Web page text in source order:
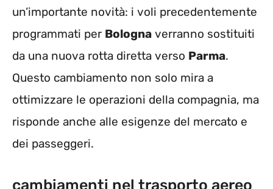
un’importante novità: i voli precedentemente
programmati per Bologna verranno sostituiti
da una nuova rotta diretta verso Parma.
Questo cambiamento non solo mira a
ottimizzare le operazioni della compagnia, ma
risponde anche alle esigenze del mercato e
dei passeggeri.
cambiamenti nel trasporto aereo